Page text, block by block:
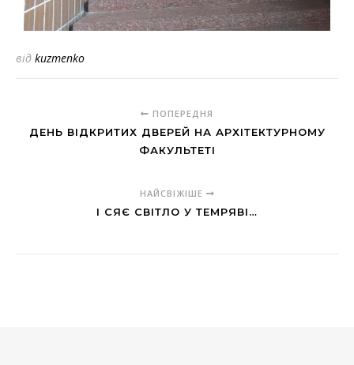
від kuzmenko
ПОПЕРЕДНЯ
ДЕНЬ ВІДКРИТИХ ДВЕРЕЙ НА АРХІТЕКТУРНОМУ
ФАКУЛЬТЕТІ
НАЙСВІЖІШЕ
І СЯЄ СВІТЛО У ТЕМРЯВІ…